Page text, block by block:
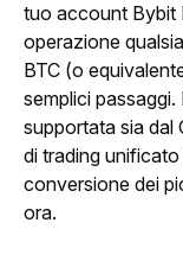
tuo account Bybit
operazione
BTC (o
semplici
supportata sia dal
di trading
conversione dei
ora.